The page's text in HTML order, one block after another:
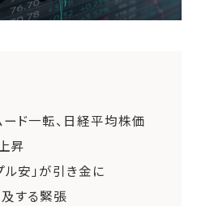
ド一転、日経平均株価
昇
ル安」が引き金に
する緊張